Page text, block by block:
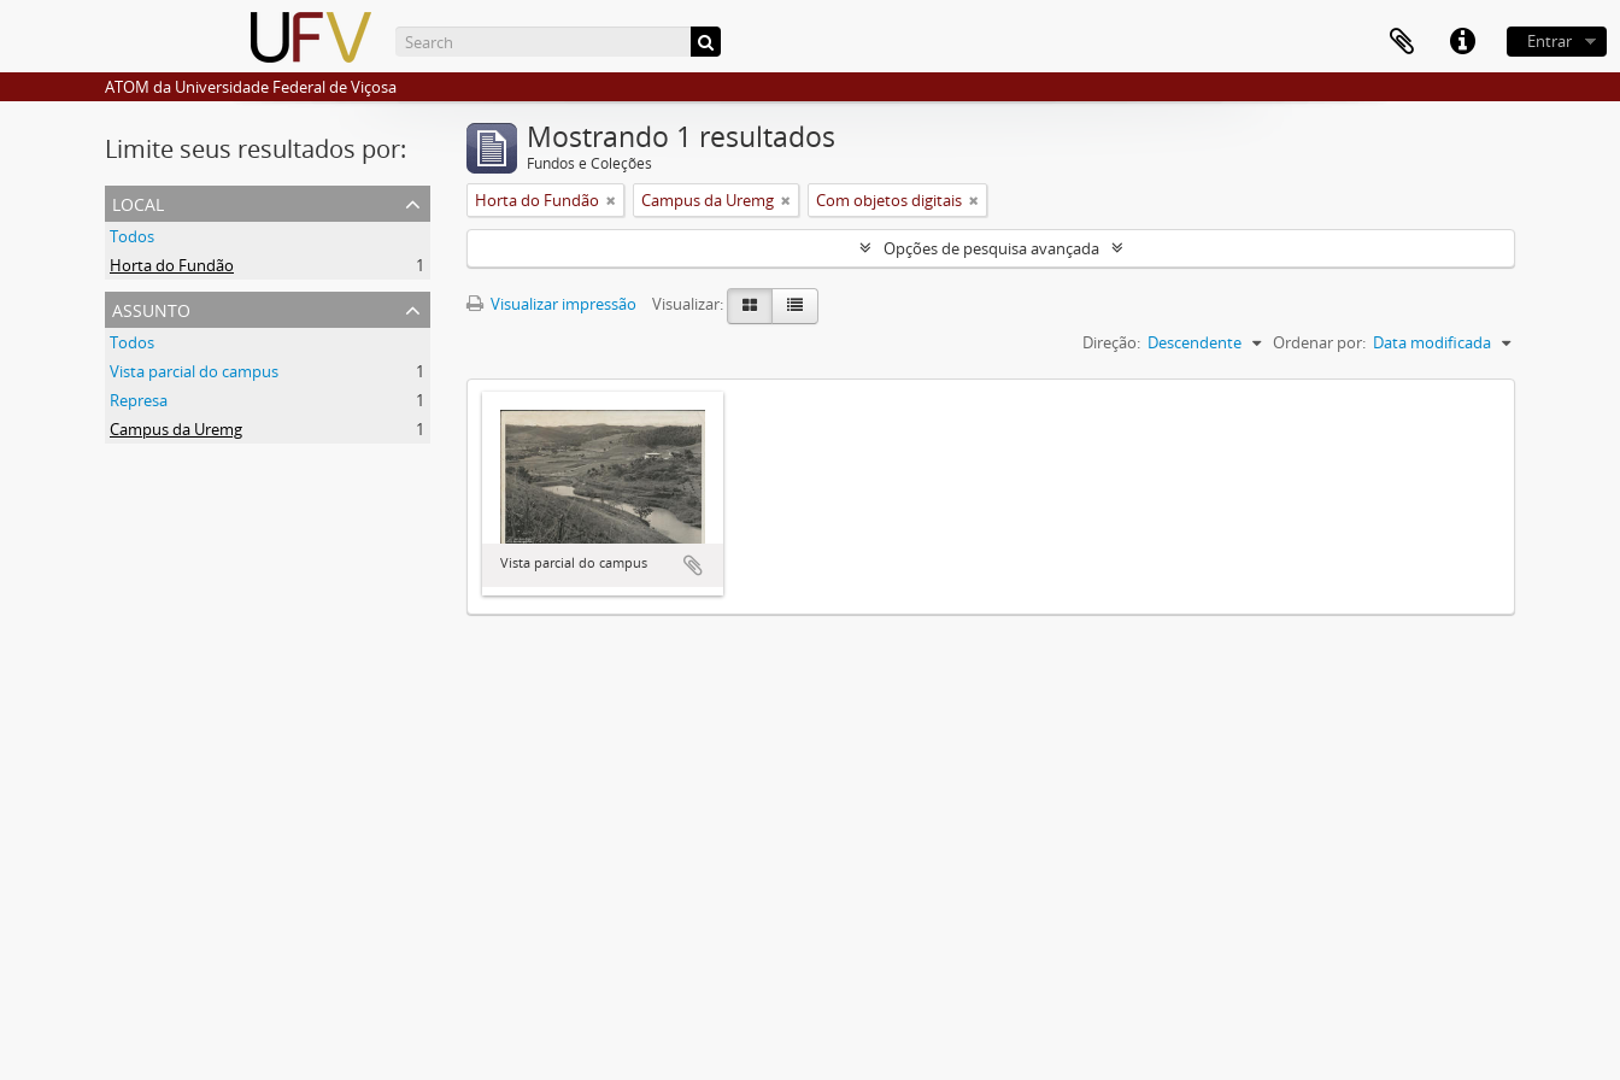
Entrar
ATOM da Universidade Federal de Viçosa
Limite seus resultados por:
local
Todos
Horta do Fundão
1
assunto
Todos
Vista parcial do campus
1
Represa
1
Campus da Uremg
1
Mostrando 1 resultados
Fundos e Coleções
Horta do Fundão Campus da Uremg Com objetos digitais
Opções de pesquisa avançada
Visualizar impressão
Visualizar:
Ordenar por: Data modificada
Direção: Descendente
Vista parcial do campus